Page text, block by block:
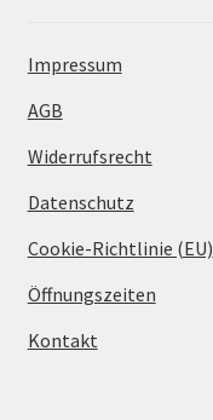
Impressum
AGB
Widerrufsrecht
Datenschutz
Cookie-Richtlinie (EU)
Öffnungszeiten
Kontakt